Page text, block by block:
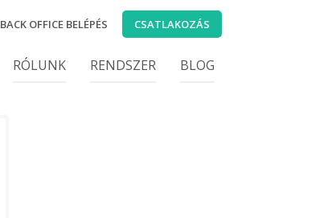
BACK OFFICE BELÉPÉS CSATLAKOZÁS
RÓLUNK RENDSZER BLOG